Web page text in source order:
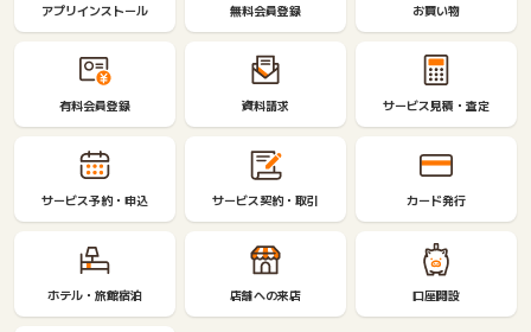
アプリインストール 無料会員登録 お買い物
有料会員登録 資料請求 サービス見積・査定
サービス予約・申込 サービス契約・取引 カード発行
ホテル・旅館宿泊 店舗への来店 口座開設